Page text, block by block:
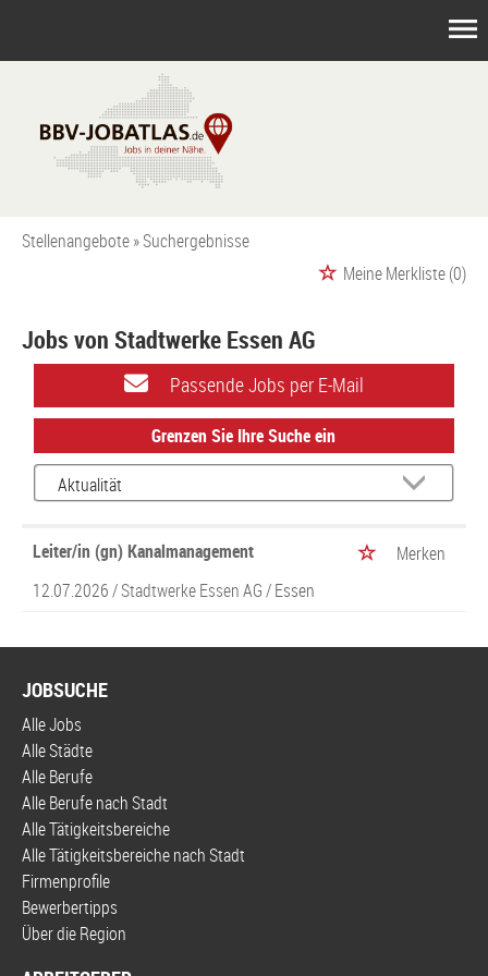
Stellenangebote Suchergebnisse
Meine Merkliste(0)
Jobs von Stadtwerke Essen AG
Passende Jobs per E-Mail
Grenzen Sie Ihre Suche ein
Leiter/in (gn) Kanalmanagement
Merken
12.07.2026 /Stadtwerke Essen AG/ Essen
JOBSUCHE
Alle Jobs
Alle Städte
Alle Berufe
Alle Berufe nach Stadt
Alle Tätigkeitsbereiche
Alle Tätigkeitsbereiche nach Stadt
Firmenprofile
Bewerbertipps
Über die Region